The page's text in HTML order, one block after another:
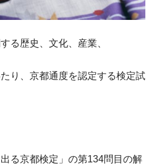
る歴史、文化、産業、
り、京都通度を認定する検定試
る京都検定」の第134問目の解